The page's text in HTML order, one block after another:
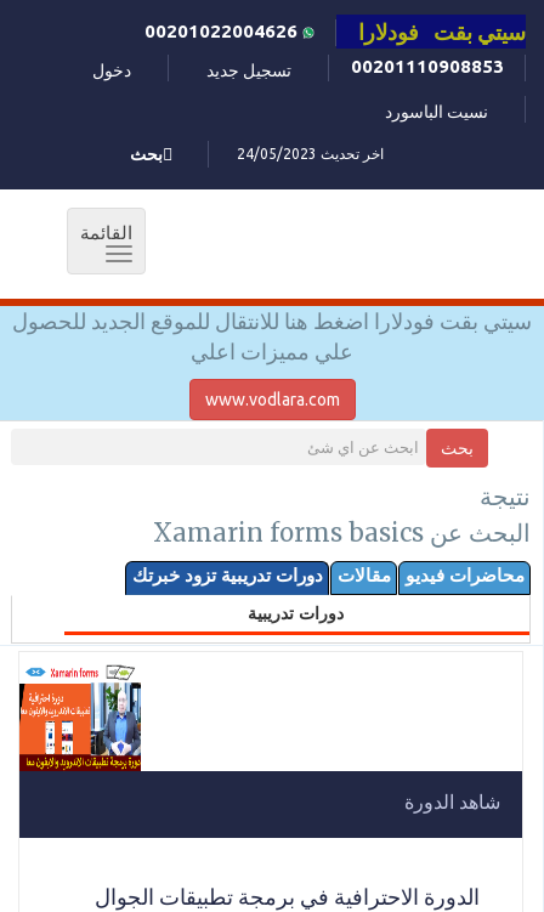
سيتي بقت فودلارا
00201110908853
تسجيل جديد دخول
نسيت الباسورد
اخر تحديث 24/05/2023 بحث
القائمة
Toggle
سيتي بقت فودلارا اضغط هنا للانتقال للموقع الجديد للحصول
علي مميزات اعلي
www.vodlara.com
بحث
نتيجة
البحث عن Xamarin forms basics
محاضرات فيديو مقالات دورات تدريبية تزود خبرتك
دورات تدريبية
شاهد الدورة
الدورة الاحترافية في برمجة تطبيقات الجوال